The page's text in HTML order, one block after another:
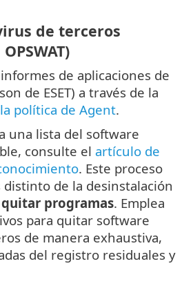
de terceros
de aplicaciones de
de ESET) a través de la
política de Agent.
una lista del software
consulte el artículo de
. Este proceso
de la desinstalación
programas. Emplea
para quitar software
de manera exhaustiva,
del registro residuales y